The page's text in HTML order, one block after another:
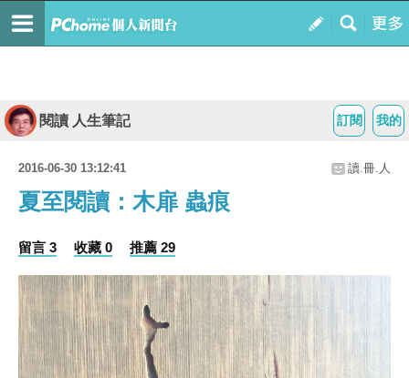
我的
訂閱
閱讀 人生筆記
2016-06-30 13:12:41 讀.冊.人
夏至閱讀：木扉 蟲痕
留言 3 收藏 0 推薦 29